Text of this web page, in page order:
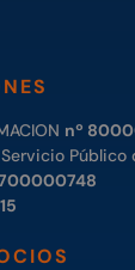
nº
Público